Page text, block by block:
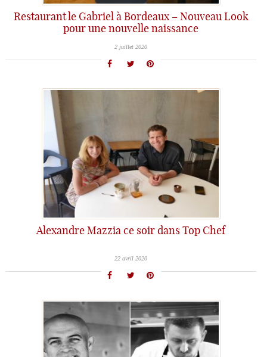
Restaurant le Gabriel à Bordeaux – Nouveau Look
pour une nouvelle naissance
2 juillet 2020
Alexandre Mazzia ce soir dans Top Chef
22 avril 2020